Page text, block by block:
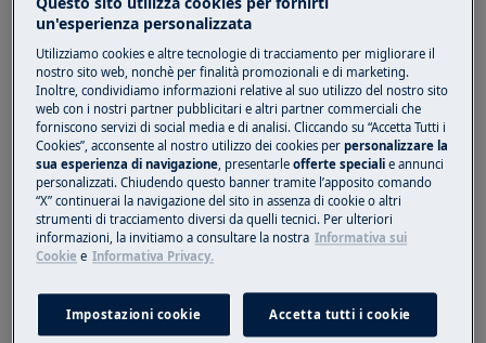
Prima di qualsiasi operazione di manutenzione,
disattivare l'apparecchiatura e scollegare la spina di
alimentazione dalla presa.
Fare sempre attenzione quando si spostano
apparecchi, per apparecchi pesanti sono necessarie
due persone per spostarli.
Utilizzare sempre guanti di sicurezza e calzature
chiuse.
riparazione non professionale possono avere
conseguenze sulla sicurezza se non eseguite
un'esperienza personalizzata
Utilizziamo cookies e altre tecnologie di tracciamento per migliorare il
nostro sito web, nonchè per finalità promozionali e di marketing.
Inoltre, condividiamo informazioni relative al suo utilizzo del nostro sito
web con i nostri partner pubblicitari e altri partner commerciali che
forniscono servizi di social media e di analisi. Cliccando su “Accetta Tutti i
Cookies”, acconsente al nostro utilizzo dei cookies perpersonalizzare la
sua esperienza di navigazione, presentarleofferte speciali e annunci
personalizzati. Chiudendo questo banner tramite l’apposito comando
“X” continuerai la navigazione del sito in assenza di cookie o altri
strumenti di tracciamento diversi da quelli tecnici. Per ulteriori
informazioni, la invitiamo a consultare la nostra Informativa sui
Cookie e Informativa Privacy.
Impostazioni cookie Accetta tutti i cookie